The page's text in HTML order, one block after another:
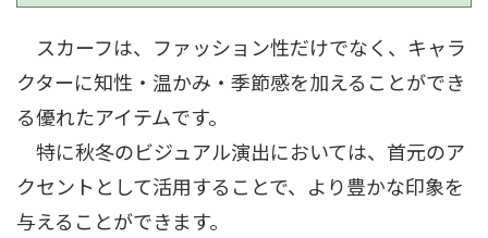
スカーフは、ファッション性だけでなく、キャラ
クターに知性・温かみ・季節感を加えることができ
る優れたアイテムです。
特に秋冬のビジュアル演出においては、首元のア
クセントとして活用することで、より豊かな印象を
与えることができます。